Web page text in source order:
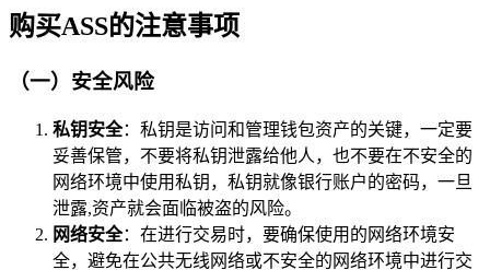
购买ASS的注意事项
（一）安全风险
私钥安全：私钥是访问和管理钱包资产的关键，一定要
妥善保管，不要将私钥泄露给他人，也不要在不安全的
网络环境中使用私钥，私钥就像银行账户的密码，一旦
泄露,资产就会面临被盗的风险。
网络安全：在进行交易时，要确保使用的网络环境安
全，避免在公共无线网络或不安全的网络环境中进行交